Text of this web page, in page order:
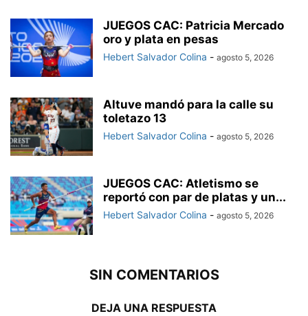
JUEGOS CAC: Patricia Mercado
oro y plata en pesas
Hebert Salvador Colina - agosto 5, 2026
Altuve mandó para la calle su
toletazo 13
Hebert Salvador Colina - agosto 5, 2026
JUEGOS CAC: Atletismo se
reportó con par de platas y un...
Hebert Salvador Colina - agosto 5, 2026
SIN COMENTARIOS
DEJA UNA RESPUESTA